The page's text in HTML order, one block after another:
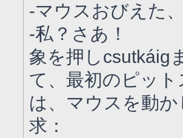
-マウスおびえた
-私？さあ！
象を押しcsutkáig
て、最初のピッ
は、マウスを動
求：